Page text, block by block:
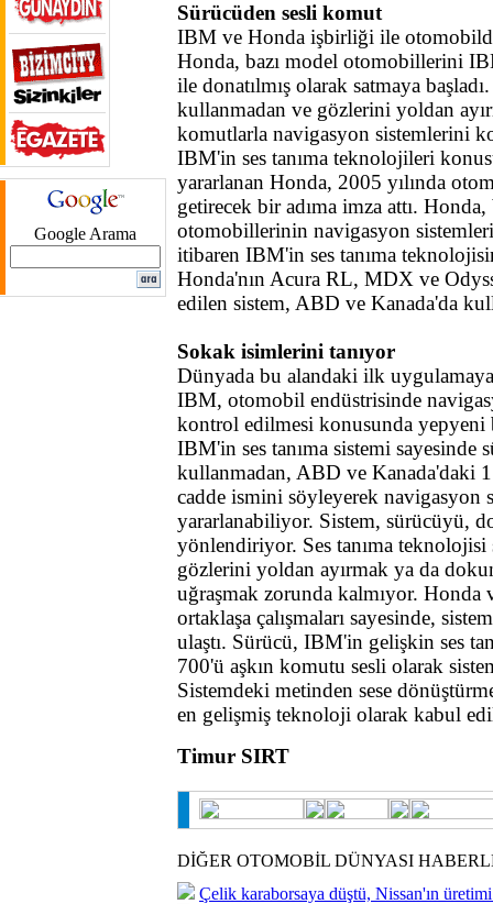
Google Arama
Sürücüden sesli komut
IBM ve Honda işbirliği ile
Honda, bazı model otomobillerini
ile donatılmış olarak satmaya
kullanmadan ve gözlerini yoldan
komutlarla navigasyon sistemlerini
IBM'in ses tanıma teknolojileri
yararlanan Honda, 2005 yılında
getirecek bir adıma imza attı. Honda,
otomobillerinin navigasyon
itibaren IBM'in ses tanıma
Honda'nın Acura RL, MDX ve
edilen sistem, ABD ve Kanada'da
Sokak isimlerini tanıyor
Dünyada bu alandaki ilk
IBM, otomobil endüstrisinde
kontrol edilmesi konusunda yepyeni
IBM'in ses tanıma sistemi sayesinde
kullanmadan, ABD ve Kanada'daki
cadde ismini söyleyerek navigasyon
yararlanabiliyor. Sistem, sürücüyü,
yönlendiriyor. Ses tanıma teknolojisi
gözlerini yoldan ayırmak ya da
uğraşmak zorunda kalmıyor. Honda
ortaklaşa çalışmaları sayesinde,
ulaştı. Sürücü, IBM'in gelişkin ses
700'ü aşkın komutu sesli olarak
Sistemdeki metinden sese
en gelişmiş teknoloji olarak kabul
Timur SIRT
DİĞER OTOMOBİL DÜNYASI
Çelik karaborsaya düştü, Nissan'ın üretimi